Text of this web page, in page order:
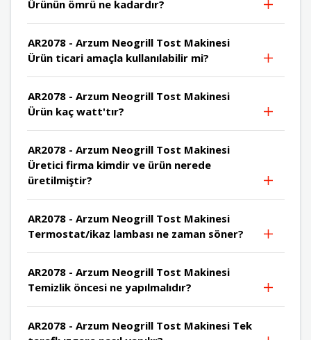
Ürünün ömrü ne kadardır?
AR2078 - Arzum Neogrill Tost Makinesi
Ürün ticari amaçla kullanılabilir mi?
AR2078 - Arzum Neogrill Tost Makinesi
Ürün kaç watt'tır?
AR2078 - Arzum Neogrill Tost Makinesi
Üretici firma kimdir ve ürün nerede
üretilmiştir?
AR2078 - Arzum Neogrill Tost Makinesi
Termostat/ikaz lambası ne zaman söner?
AR2078 - Arzum Neogrill Tost Makinesi
Temizlik öncesi ne yapılmalıdır?
AR2078 - Arzum Neogrill Tost Makinesi Tek